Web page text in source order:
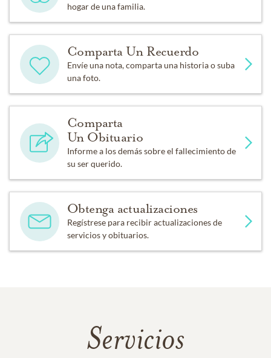
hogar de una familia.
Comparta Un Recuerdo
Envíe una nota, comparta una historia o suba
una foto.
Comparta
Un Obituario
Informe a los demás sobre el fallecimiento de
su ser querido.
Obtenga actualizaciones
Regístrese para recibir actualizaciones de
servicios y obituarios.
Servicios